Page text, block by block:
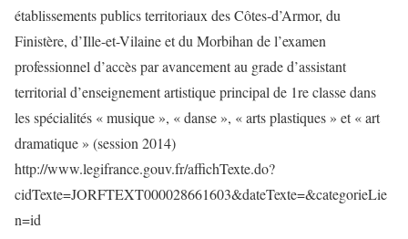
établissements publics territoriaux des Côtes-d’Armor, du
Finistère, d’Ille-et-Vilaine et du Morbihan de l’examen
professionnel d’accès par avancement au grade d’assistant
territorial d’enseignement artistique principal de 1re classe dans
les spécialités « musique », « danse », « arts plastiques » et « art
dramatique » (session 2014)
http://www.legifrance.gouv.fr/affichTexte.do?
cidTexte=JORFTEXT000028661603&dateTexte=&categorieLie
n=id